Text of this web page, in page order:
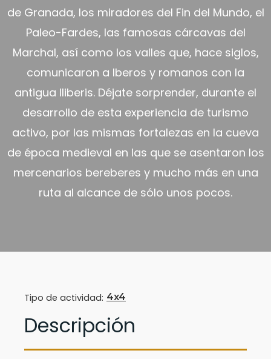
de Granada, los miradores del Fin del Mundo, el
Paleo-Fardes, las famosas cárcavas del
Marchal, así como los valles que, hace siglos,
comunicaron a Iberos y romanos con la
antigua Iliberis. Déjate sorprender, durante el
desarrollo de esta experiencia de turismo
activo, por las mismas fortalezas en la cueva
de época medieval en las que se asentaron los
mercenarios bereberes y mucho más en una
ruta al alcance de sólo unos pocos.
Tipo de actividad: 4x4
Descripción